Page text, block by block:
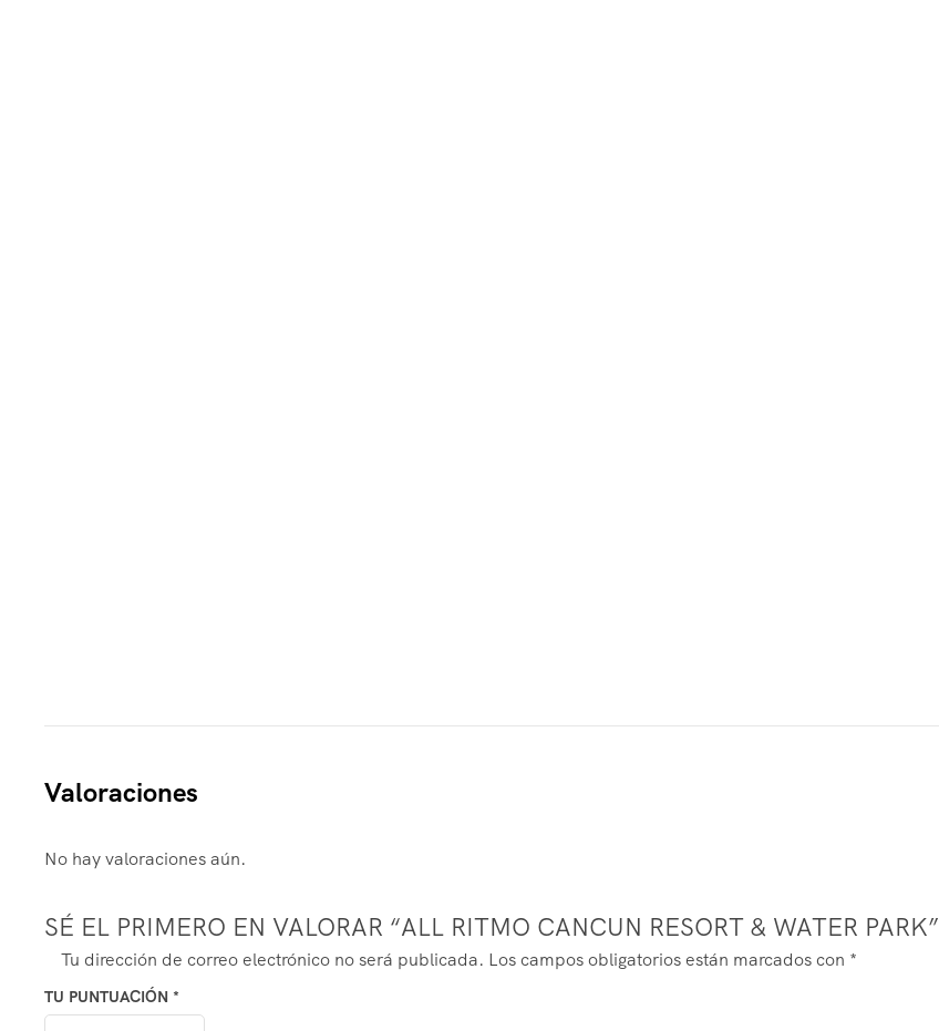
Valoraciones
No hay valoraciones aún.
SÉ EL PRIMERO EN VALORAR “ALL RITMO CANCUN RESORT & WATER PARK”
Tu dirección de correo electrónico no será publicada. Los campos obligatorios están marcados con *
TU PUNTUACIÓN *